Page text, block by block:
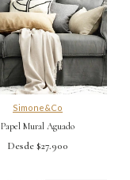
Simone&Co
Papel Mural Aguado
Desde $27.900